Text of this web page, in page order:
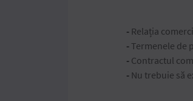
- Relația
- Termenele de
- Contractul
- Nu trebuie să